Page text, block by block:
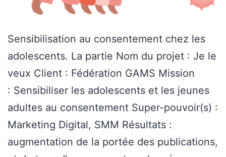
Sensibilisation au consentement chez les
adolescents. La partie Nom du projet : Je le
veux Client : Fédération GAMS Mission
: Sensibiliser les adolescents et les jeunes
adultes au consentement Super-pouvoir(s) :
Marketing Digital, SMM Résultats :
augmentation de la portée des publications,